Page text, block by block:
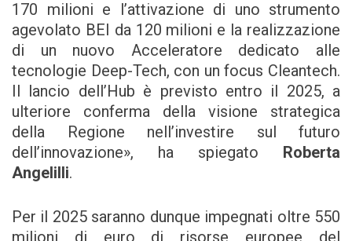
170 milioni e l’attivazione di uno strumento
agevolato BEI da 120 milioni e la realizzazione
di un nuovo Acceleratore dedicato alle
tecnologie Deep-Tech, con un focus Cleantech.
Il lancio dell’Hub è previsto entro il 2025, a
ulteriore conferma della visione strategica
della Regione nell’investire sul futuro
dell’innovazione», ha spiegato Roberta
Angelilli.
Per il 2025 saranno dunque impegnati oltre 550
milioni di euro di risorse europee del